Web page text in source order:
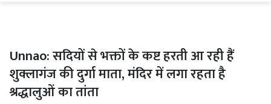
Unnao: सदियों से भक्तों के कष्ट हरती आ रही हैं
शुक्लागंज की दुर्गा माता, मंदिर में लगा रहता है
श्रद्धालुओं का तांता